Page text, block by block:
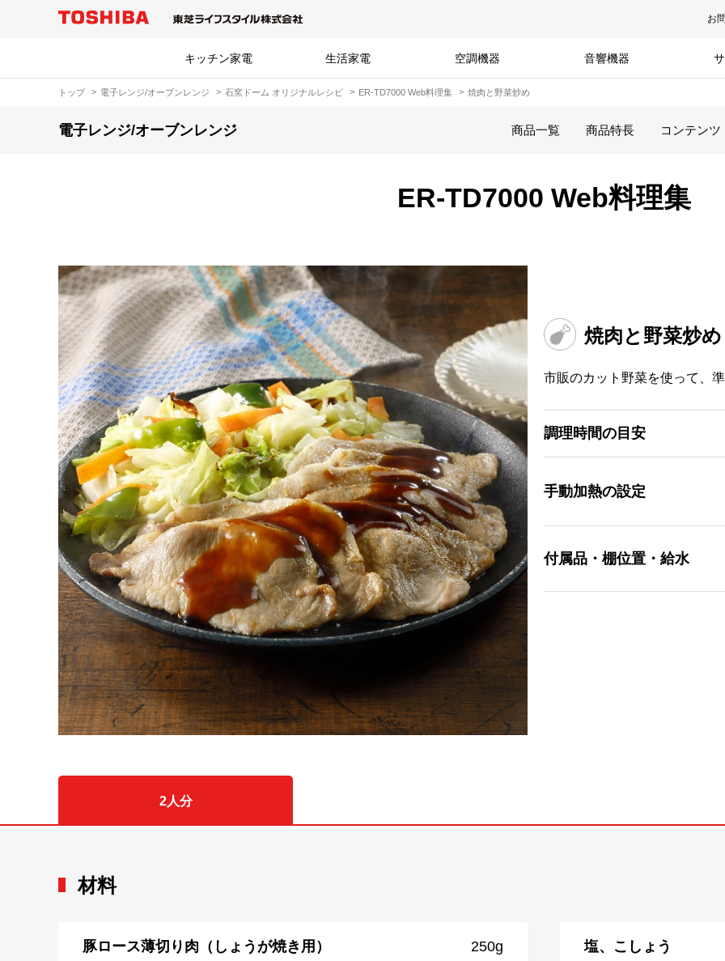
お
キッチン家電 生活家電 空調機器 音響機器
トップ 電子レンジ/オーブンレンジ 石窯ドーム オリジナルレシピ ER-TD7000 Web料理集 焼肉と野菜炒め
電子レンジ/オーブンレンジ 商品一覧 商品特長 コンテンツ
ER-TD7000 Web料理集
焼肉と野菜炒め
市販のカット野菜を使って、
調理時間の目安
手動加熱の設定
付属品・棚位置・給水
2人分
材料
豚ロース薄切り肉（しょうが焼き用） 250g 塩、こしょう